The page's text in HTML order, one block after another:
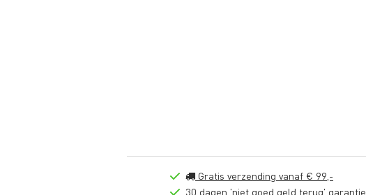
Gratis verzending vanaf € 99,-
30 dagen 'niet goed geld terug' garantie